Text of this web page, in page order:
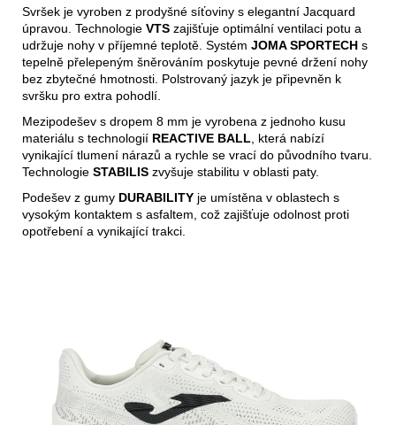
Svršek je vyroben z prodyšné síťoviny s elegantní Jacquard
úpravou. Technologie VTS zajišťuje optimální ventilaci potu a
udržuje nohy v příjemné teplotě. Systém JOMA SPORTECH s
tepelně přelepeným šněrováním poskytuje pevné držení nohy
bez zbytečné hmotnosti. Polstrovaný jazyk je připevněn k
svršku pro extra pohodlí.
Mezipodešev s dropem 8 mm je vyrobena z jednoho kusu
materiálu s technologií REACTIVE BALL , která nabízí
vynikající tlumení nárazů a rychle se vrací do původního tvaru.
Technologie STABILIS zvyšuje stabilitu v oblasti paty.
Podešev z gumy DURABILITY je umístěna v oblastech s
vysokým kontaktem s asfaltem, což zajišťuje odolnost proti
opotřebení a vynikající trakci.